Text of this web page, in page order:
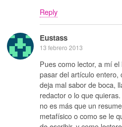
Reply
Eustass
13 febrero 2013
Pues como lector, a mí
pasar del artículo entero,
deja mal sabor de boca,
redactor o lo que
no es más que un
metafísico o como se le